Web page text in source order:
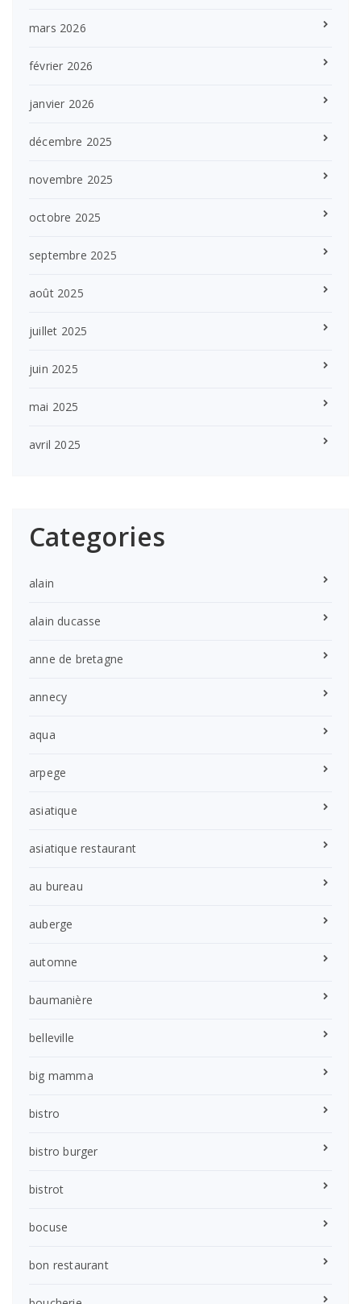
mars 2026
février 2026
janvier 2026
décembre 2025
novembre 2025
octobre 2025
septembre 2025
août 2025
juillet 2025
juin 2025
mai 2025
avril 2025
Categories
alain
alain ducasse
anne de bretagne
annecy
aqua
arpege
asiatique
asiatique restaurant
au bureau
auberge
automne
baumanière
belleville
big mamma
bistro
bistro burger
bistrot
bocuse
bon restaurant